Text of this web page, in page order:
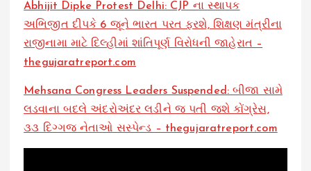
Abhijit Dipke Protest Delhi: CJP ના સ્થાપક
અભિજીત દીપકે 6 જૂને ભારત પરત ફરશે, શિક્ષણ મંત્રીના
રાજીનામા માટે દિલ્હીમાં શાંતિપૂર્ણ વિરોધની જાહેરાત –
thegujaratreport.com
Mehsana Congress Leaders Suspended: બીજા સામે
લડવાના બદલે અંદરોઅંદર લડીને જ પતી જશે કોંગ્રેસ,
૩૩ દિગ્ગજ નેતાઓ સસ્પેન્ડ – thegujaratreport.com